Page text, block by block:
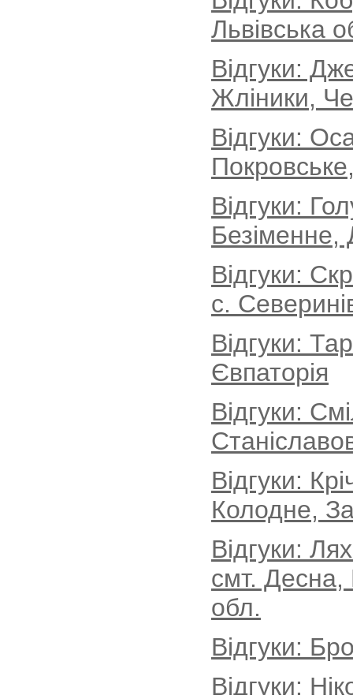
Львівська
Відгуки:
Жліники,
Відгуки:
Відгуки:
Безіменне,
Відгуки:
с.
Відгуки:
Євпаторія
Відгуки:
Відгуки:
Колодне,
Відгуки:
смт. Десна,
обл.
Відгуки:
Відгуки: